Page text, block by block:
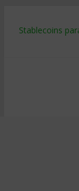
Stablecoins
Despido
IA en
Trabajo
Mercado